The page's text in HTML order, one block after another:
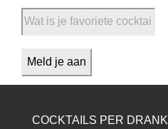
COCKTAILS PER DRANK